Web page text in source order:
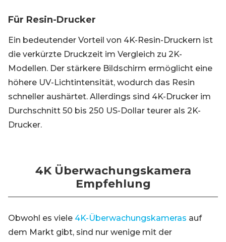
Für Resin-Drucker
Ein bedeutender Vorteil von 4K-Resin-Druckern ist
die verkürzte Druckzeit im Vergleich zu 2K-
Modellen. Der stärkere Bildschirm ermöglicht eine
höhere UV-Lichtintensität, wodurch das Resin
schneller aushärtet. Allerdings sind 4K-Drucker im
Durchschnitt 50 bis 250 US-Dollar teurer als 2K-
Drucker.
4K Überwachungskamera
Empfehlung
Obwohl es viele 4K-Überwachungskameras auf
dem Markt gibt, sind nur wenige mit der